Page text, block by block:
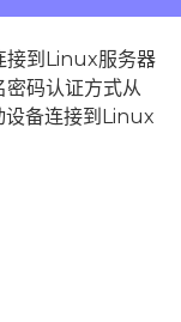
接到Linux服务器
码认证方式从
备连接到Linux